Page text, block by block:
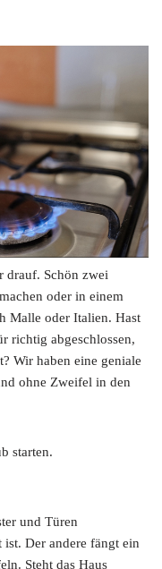
drauf. Schön zwei
oder in einem
Malle oder Italien. Hast
richtig abgeschlossen,
Wir haben eine geniale
ohne Zweifel in den
starten.
und Türen
ist. Der andere fängt ein
Steht das Haus